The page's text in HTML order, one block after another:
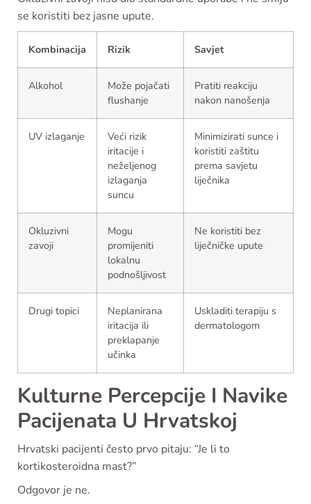
se koristiti bez jasne upute.
Kombinacija Rizik Savjet
Alkohol
Može pojačati
flushanje
Pratiti reakciju
nakon nanošenja
UV izlaganje
Veći rizik
iritacije i
neželjenog
izlaganja
suncu
Minimizirati sunce i
koristiti zaštitu
prema savjetu
liječnika
Okluzivni
zavoji
Mogu
promijeniti
lokalnu
podnošljivost
Ne koristiti bez
liječničke upute
Drugi topici
Neplanirana
iritacija ili
preklapanje
učinka
Uskladiti terapiju s
dermatologom
Kulturne Percepcije I Navike
Pacijenata U Hrvatskoj
Hrvatski pacijenti često prvo pitaju: “Je li to
kortikosteroidna mast?”
Odgovor je ne.